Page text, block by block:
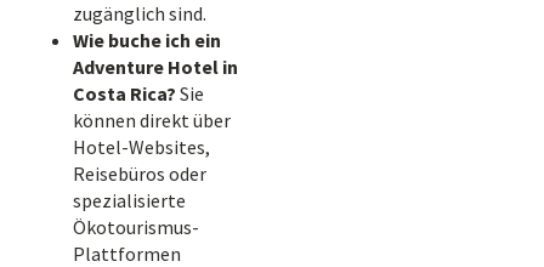
zugänglich sind.
Wie buche ich ein
Adventure Hotel in
Costa Rica? Sie
können direkt über
Hotel-Websites,
Reisebüros oder
spezialisierte
Ökotourismus-
Plattformen